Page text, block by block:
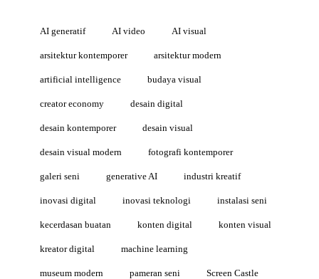
AI generatif AI video AI visual
arsitektur kontemporer arsitektur modern
artificial intelligence budaya visual
creator economy desain digital
desain kontemporer desain visual
desain visual modern fotografi kontemporer
galeri seni generative AI industri kreatif
inovasi digital inovasi teknologi instalasi seni
kecerdasan buatan konten digital konten visual
kreator digital machine learning
museum modern pameran seni Screen Castle